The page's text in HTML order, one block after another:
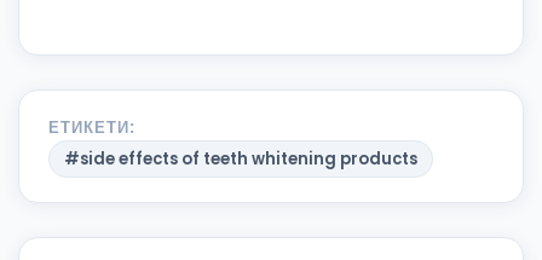
ЕТИКЕТИ:
#side effects of teeth whitening products